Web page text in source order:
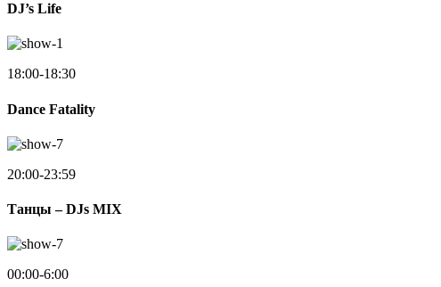
DJ’s Life
18:00-18:30
Dance Fatality
20:00-23:59
Танцы – DJs MIX
00:00-6:00